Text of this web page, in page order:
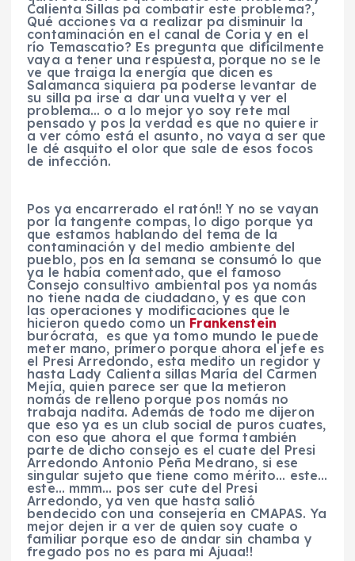
Calienta Sillas pa combatir este problema?,
Qué acciones va a realizar pa disminuir la
contaminación en el canal de Coria y en el
río Temascatio? Es pregunta que difícilmente
vaya a tener una respuesta, porque no se le
ve que traiga la energía que dicen es
Salamanca siquiera pa poderse levantar de
su silla pa irse a dar una vuelta y ver el
problema… o a lo mejor yo soy rete mal
pensado y pos la verdad es que no quiere ir
a ver cómo está el asunto, no vaya a ser que
le dé asquito el olor que sale de esos focos
de infección.
Pos ya encarrerado el ratón!! Y no se vayan
por la tangente compas, lo digo porque ya
que estamos hablando del tema de la
contaminación y del medio ambiente del
pueblo, pos en la semana se consumó lo que
ya le había comentado, que el famoso
Consejo consultivo ambiental pos ya nomás
no tiene nada de ciudadano, y es que con
las operaciones y modificaciones que le
hicieron quedo como un Frankenstein
burócrata, es que ya tomo mundo le puede
meter mano, primero porque ahora el jefe es
el Presi Arredondo, esta medito un regidor y
hasta Lady Calienta sillas María del Carmen
Mejía, quien parece ser que la metieron
nomás de relleno porque pos nomás no
trabaja nadita. Además de todo me dijeron
que eso ya es un club social de puros cuates,
con eso que ahora el que forma también
parte de dicho consejo es el cuate del Presi
Arredondo Antonio Peña Medrano, si ese
singular sujeto que tiene como mérito… este…
este… mmm… pos ser cute del Presi
Arredondo, ya ven que hasta salió
bendecido con una consejería en CMAPAS. Ya
mejor dejen ir a ver de quien soy cuate o
familiar porque eso de andar sin chamba y
fregado pos no es para mi Ajuaa!!